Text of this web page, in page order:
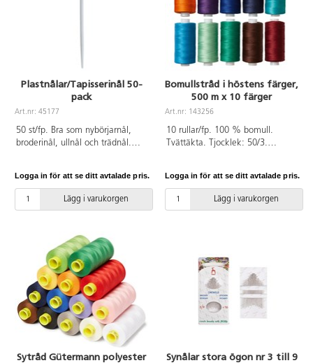
Plastnålar/Tapisserinål 50-
pack
Art.nr: 45177
50 st/fp. Bra som nybörjarnål,
broderinål, ullnål och trädnål.
öga 1,5 mm.
Logga in för att se ditt avtalade pris.
Lägg i varukorgen
Bomullstråd i höstens färger,
500 m x 10 färger
Art.nr: 143256
10 rullar/fp. 100 % bomull.
Tvättäkta. Tjocklek: 50/3.
mintgrön, turkos, ljusgrön,
mörkgrön, brun och bordeaux.
Logga in för att se ditt avtalade pris.
Lägg i varukorgen
Sytråd Gütermann polyester
Synålar stora ögon nr 3 till 9